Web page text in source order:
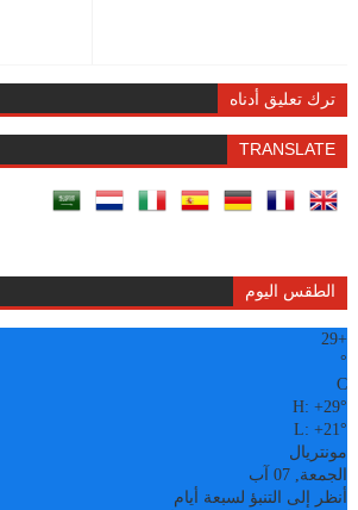
ترك تعليق أدناه
TRANSLATE
الطقس اليوم
+
29
°
C
H:+29°
L:+21°
مونتريال
الجمعة, 07 آب
أنظر إلى التنبؤ لسبعة أيام